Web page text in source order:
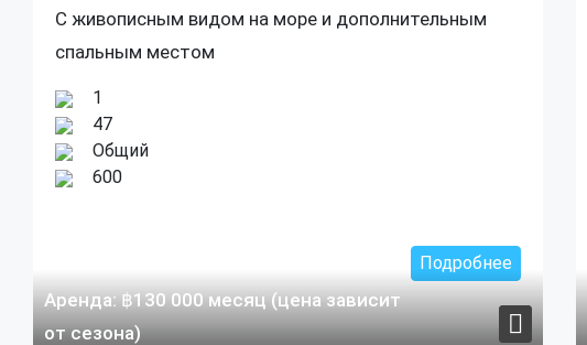
С живописным видом на море и дополнительным
спальным местом
1
47
Общий
600
Подробнее
Аренда: ฿130 000 месяц (цена зависит
от сезона)